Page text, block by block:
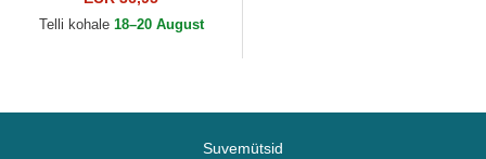
Telli kohale 18–20 August
Suvemütsid